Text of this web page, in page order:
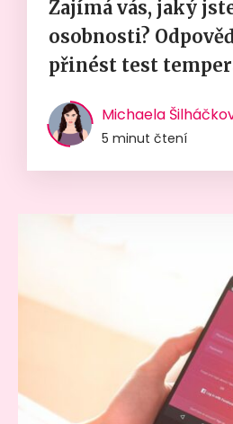
Zajímá vás, jaký
osobnosti?
přinést test
Michaela
5 minut čtení